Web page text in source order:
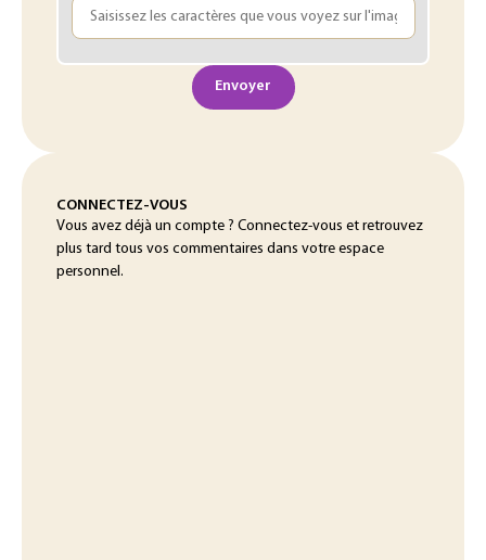
Envoyer
CONNECTEZ-VOUS
Vous avez déjà un compte ? Connectez-vous et retrouvez
plus tard tous vos commentaires dans votre espace
personnel.